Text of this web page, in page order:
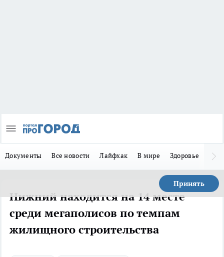
Документы Все новости Лайфхак В мире Здоровье
Принять
Нижний находится на 14 месте
среди мегаполисов по темпам
жилищного строительства